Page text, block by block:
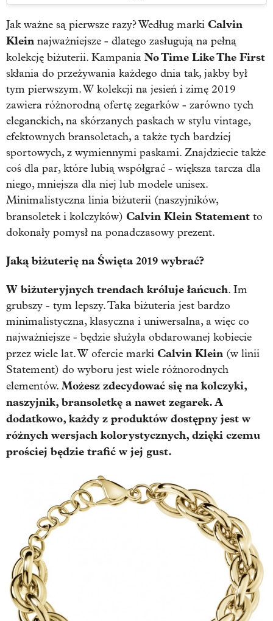
Jak ważne są pierwsze razy? Według marki Calvin
Klein najważniejsze - dlatego zasługują na pełną
kolekcję biżuterii. Kampania No Time Like The First
skłania do przeżywania każdego dnia tak, jakby był
tym pierwszym. W kolekcji na jesień i zimę 2019
zawiera różnorodną ofertę zegarków - zarówno tych
eleganckich, na skórzanych paskach w stylu vintage,
efektownych bransoletach, a także tych bardziej
sportowych, z wymiennymi paskami. Znajdziecie także
coś dla par, które lubią współgrać - większa tarcza dla
niego, mniejsza dla niej lub modele unisex.
Minimalistyczna linia biżuterii (naszyjników,
bransoletek i kolczyków) Calvin Klein Statement to
dokonały pomysł na ponadczasowy prezent.
Jaką biżuterię na Święta 2019 wybrać?
W biżuteryjnych trendach króluje łańcuch. Im
grubszy - tym lepszy. Taka biżuteria jest bardzo
minimalistyczna, klasyczna i uniwersalna, a więc co
najważniejsze - będzie służyła obdarowanej kobiecie
przez wiele lat. W ofercie marki Calvin Klein (w linii
Statement) do wyboru jest wiele różnorodnych
elementów. Możesz zdecydować się na kolczyki,
naszyjnik, bransoletkę a nawet zegarek. A
dodatkowo, każdy z produktów dostępny jest w
różnych wersjach kolorystycznych, dzięki czemu
prościej będzie trafić w jej gust.